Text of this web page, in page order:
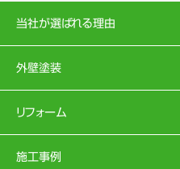
当社が選ばれる理由
外壁塗装
リフォーム
施工事例